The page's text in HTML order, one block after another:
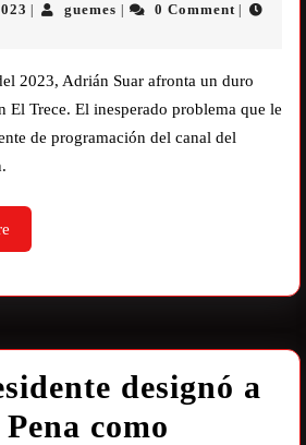
guemes 0 Comment
2023, Adrián Suar afronta un duro
El Trece. El inesperado problema que le
de programación del canal del
designó a
como